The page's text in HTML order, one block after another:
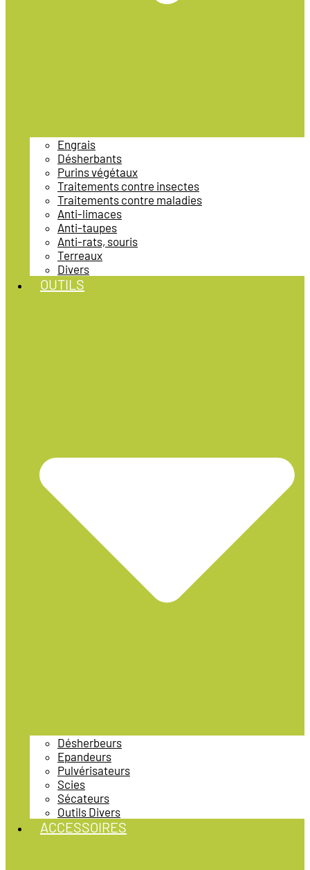
Engrais
Désherbants
Purins végétaux
Traitements contre insectes
Traitements contre maladies
Anti-limaces
Anti-taupes
Anti-rats, souris
Terreaux
Divers
OUTILS
Désherbeurs
Epandeurs
Pulvérisateurs
Scies
Sécateurs
Outils Divers
ACCESSOIRES